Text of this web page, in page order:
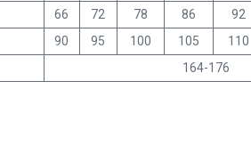
66 72 78 86 92
90 95 100 105 110
164-176